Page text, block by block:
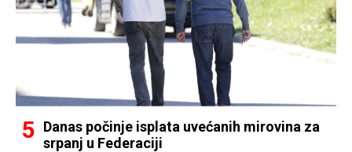
Danas počinje isplata uvećanih mirovina za
srpanj u Federaciji